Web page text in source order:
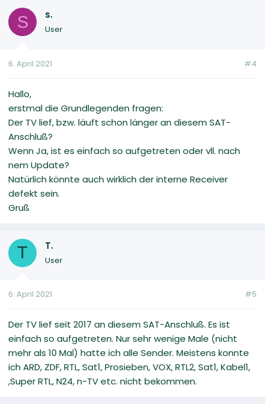
S s.
User
6. April 2021 #4
Hallo,
erstmal die Grundlegenden fragen:
Der TV lief, bzw. läuft schon länger an diesem SAT-
Anschluß?
Wenn Ja, ist es einfach so aufgetreten oder vll. nach
nem Update?
Natürlich könnte auch wirklich der interne Receiver
defekt sein.
Gruß
T T.
User
6. April 2021 #5
Der TV lief seit 2017 an diesem SAT-Anschluß. Es ist
einfach so aufgetreten. Nur sehr wenige Male (nicht
mehr als 10 Mal) hatte ich alle Sender. Meistens konnte
ich ARD, ZDF, RTL, Sat1, Prosieben, VOX, RTL2, Sat1, Kabel1,
,Super RTL, N24, n-TV etc. nicht bekommen.